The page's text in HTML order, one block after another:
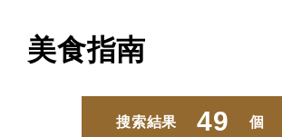
美食指南
搜索結果 49 個